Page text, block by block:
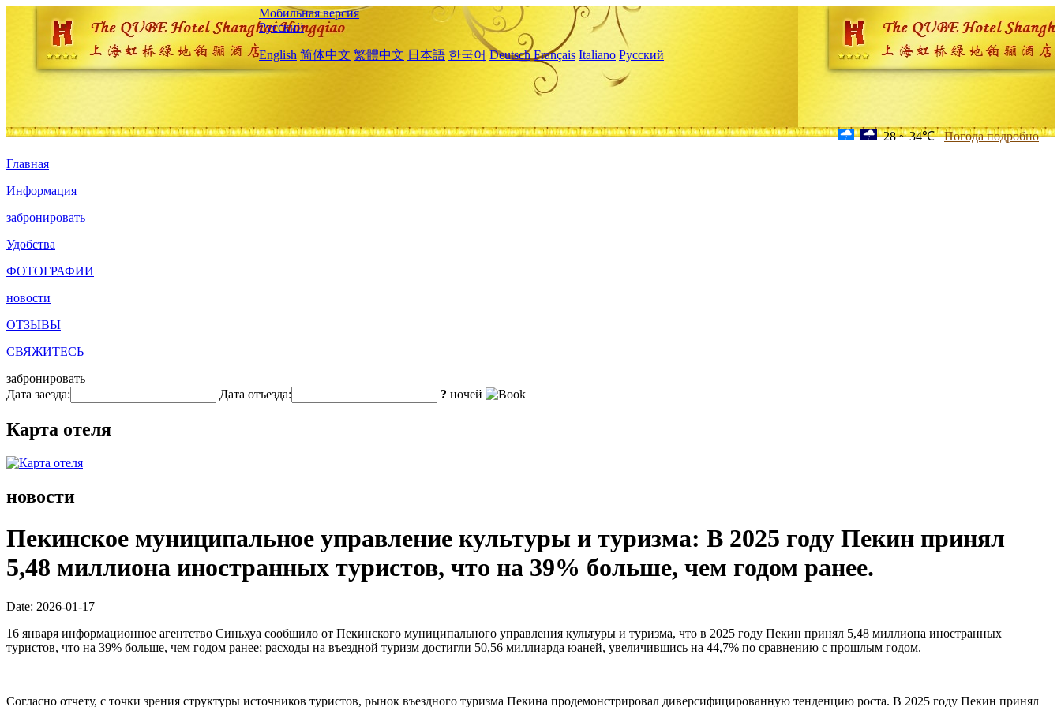
Мобильная версия
Русский
English 简体中文 繁體中文 日本語 한국어 Deutsch Français Italiano Русский
28 ~ 34℃ Погода подробно
Главная
Информация
забронировать
Удобства
ФОТОГРАФИИ
новости
ОТЗЫВЫ
СВЯЖИТЕСЬ
забронировать
Дата заезда:
Дата отъезда: ? ночей
Карта отеля
новости
Пекинское муниципальное управление культуры и туризма: В 2025 году Пекин принял
5,48 миллиона иностранных туристов, что на 39% больше, чем годом ранее.
Date: 2026-01-17
16 января информационное агентство Синьхуа сообщило от Пекинского муниципального управления культуры и туризма, что в 2025 году Пекин принял 5,48 миллиона иностранных
туристов, что на 39% больше, чем годом ранее; расходы на въездной туризм достигли 50,56 миллиарда юаней, увеличившись на 44,7% по сравнению с прошлым годом.
Согласно отчету, с точки зрения структуры источников туристов, рынок въездного туризма Пекина продемонстрировал диверсифицированную тенденцию роста. В 2025 году Пекин принял